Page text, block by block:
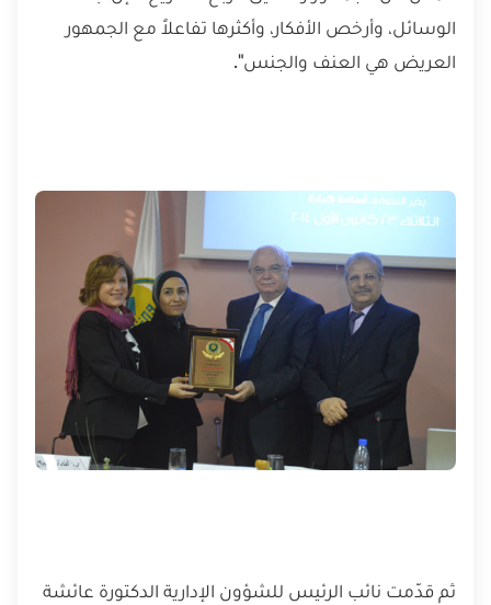
الوسائل، وأرخص الأفكار، وأكثرها تفاعلاً مع الجمهور
العريض هي العنف والجنس".
ثم قدّمت نائب الرئيس للشؤون الإدارية الدكتورة عائشة